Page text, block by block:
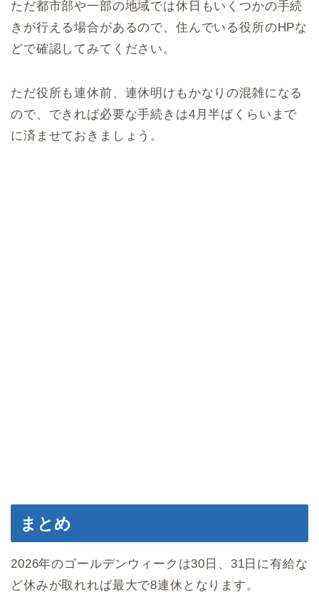
ただ都市部や一部の地域では休日もいくつかの手続
きが行える場合があるので、住んでいる役所のHPな
どで確認してみてください。
ただ役所も連休前、連休明けもかなりの混雑になる
ので、できれば必要な手続きは4月半ばくらいまで
に済ませておきましょう。
まとめ
2026年のゴールデンウィークは30日、31日に有給な
ど休みが取れれば最大で8連休となります。